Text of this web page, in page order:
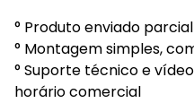
° Produto enviado
° Montagem simples,
° Suporte técnico e
horário comercial